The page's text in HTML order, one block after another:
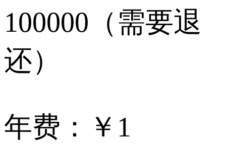
100000（需要退
还）
年费： ￥1